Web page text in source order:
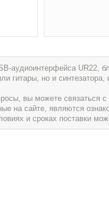
аудиоинтерфейса UR22,
гитары, но и
вы можете связаться
на сайте, являются
и сроках поставки